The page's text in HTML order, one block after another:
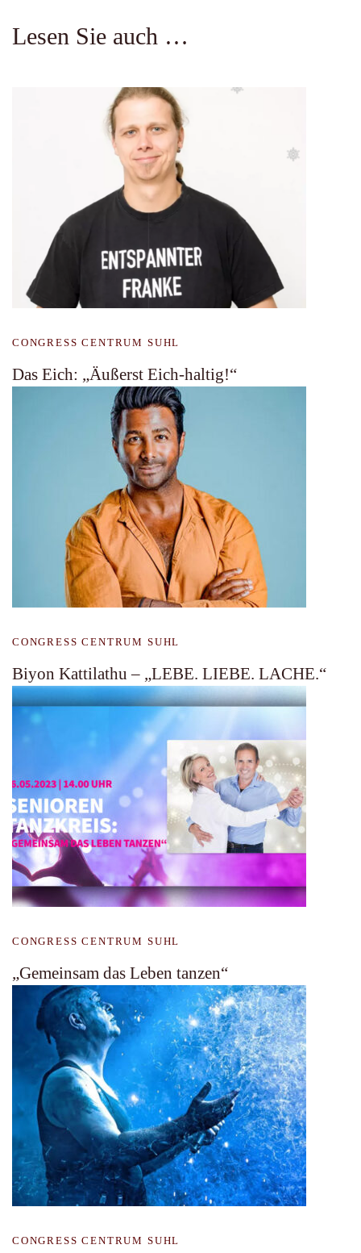
Lesen Sie auch …
CONGRESS CENTRUM SUHL
Das Eich: „Äußerst Eich-haltig!“
CONGRESS CENTRUM SUHL
Biyon Kattilathu – „LEBE. LIEBE. LACHE.“
CONGRESS CENTRUM SUHL
„Gemeinsam das Leben tanzen“
CONGRESS CENTRUM SUHL